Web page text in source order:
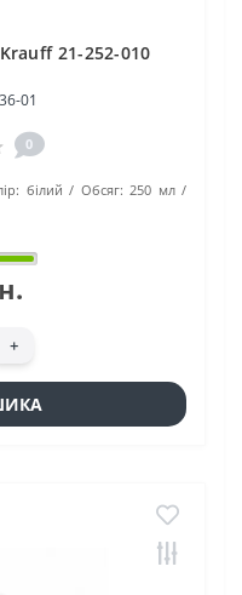
21-252-010
01
0
білий Обсяг: 250 мл
+